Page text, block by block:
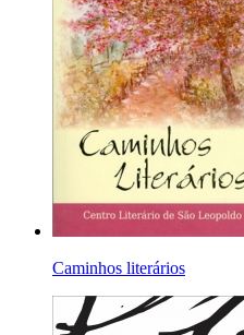
Caminhos literários